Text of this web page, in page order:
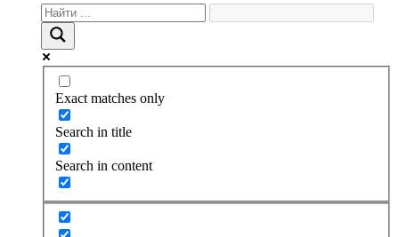
Exact matches only
Search in title
Search in content